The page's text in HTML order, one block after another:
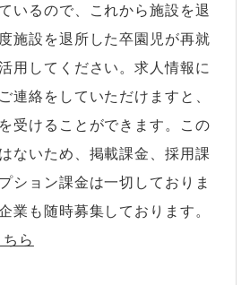
いるので、これから施設を退
施設を退所した卒園児が再就
用してください。求人情報に
連絡をしていただけますと、
受けることができます。この
ないため、掲載課金、採用課
ション課金は一切しておりま
業も随時募集しております。
ら